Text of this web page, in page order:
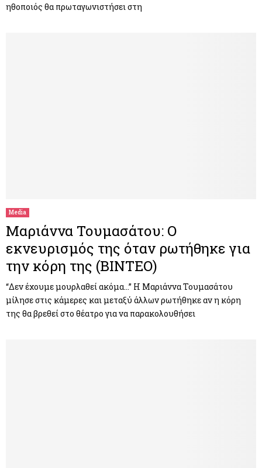
ηθοποιός θα πρωταγωνιστήσει στη
Media
Μαριάννα Τουμασάτου: Ο
εκνευρισμός της όταν ρωτήθηκε για
την κόρη της (ΒΙΝΤΕΟ)
“Δεν έχουμε μουρλαθεί ακόμα…” Η Μαριάννα Τουμασάτου
μίλησε στις κάμερες και μεταξύ άλλων ρωτήθηκε αν η κόρη
της θα βρεθεί στο θέατρο για να παρακολουθήσει